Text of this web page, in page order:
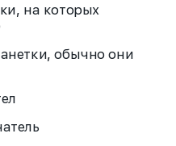
на которых
обычно они